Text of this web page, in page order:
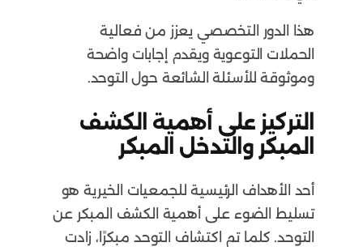
هذا الدور التخصصي يعزز من فعالية
الحملات التوعوية ويقدم إجابات واضحة
وموثوقة للأسئلة الشائعة حول التوحد.
التركيز على أهمية الكشف
المبكر والتدخل المبكر
أحد الأهداف الرئيسية للجمعيات الخيرية هو
تسليط الضوء على أهمية الكشف المبكر عن
التوحد. كلما تم اكتشاف التوحد مبكرًا، زادت